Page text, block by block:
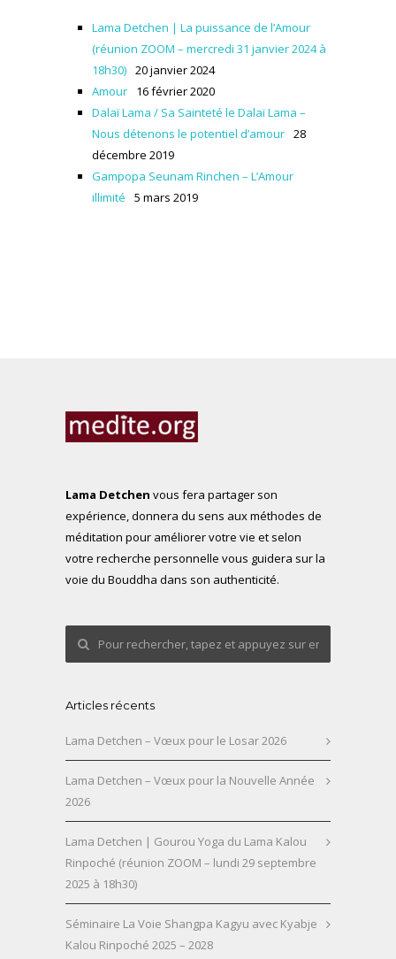
Lama Detchen | La puissance de l’Amour
(réunion ZOOM – mercredi 31 janvier 2024 à
18h30) 20 janvier 2024
Amour
16 février 2020
Dalaï Lama / Sa Sainteté le Dalaï Lama –
Nous détenons le potentiel d’amour 28
décembre 2019
Gampopa Seunam Rinchen – L’Amour
illimité
5 mars 2019
Lama Detchen vous fera partager son
expérience, donnera du sens aux méthodes de
méditation pour améliorer votre vie et selon
votre recherche personnelle vous guidera sur la
voie du Bouddha dans son authenticité.
Articles récents
Lama Detchen – Vœux pour le Losar 2026
Lama Detchen – Vœux pour la Nouvelle Année
2026
Lama Detchen | Gourou Yoga du Lama Kalou
Rinpoché (réunion ZOOM – lundi 29 septembre
2025 à 18h30)
Séminaire La Voie Shangpa Kagyu avec Kyabje
Kalou Rinpoché 2025 – 2028